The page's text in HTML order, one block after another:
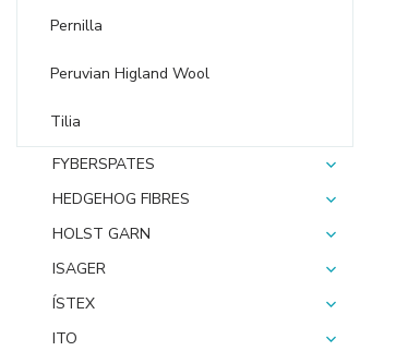
Pernilla
Peruvian Higland Wool
Tilia
FYBERSPATES
HEDGEHOG FIBRES
HOLST GARN
ISAGER
ÍSTEX
ITO